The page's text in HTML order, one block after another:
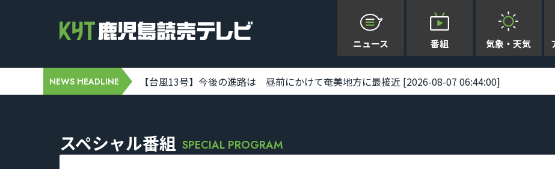
ニュース 番組 気象・天気
NEWS HEADLINE
[2026-08-07 00:00:00] 奄美地方が台風13号の暴風域に 奄美市笠利で最大瞬間風速34メートル観測 土砂災害などに警戒を
スペシャル番組 SPECIAL PROGRAM